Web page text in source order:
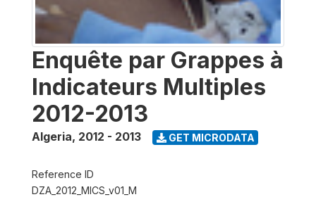
Enquête par Grappes à
Indicateurs Multiples
2012-2013
Algeria, 2012 - 2013 GET MICRODATA
Reference ID
DZA_2012_MICS_v01_M